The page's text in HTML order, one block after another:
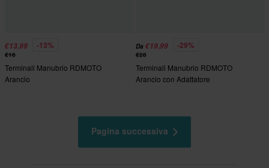
€13,99 -13%
€16
Terminali Manubrio RDMOTO
Arancio
Da €19,99 -29%
€28
Terminali Manubrio RDMOTO
Arancio con Adattatore
Pagina successiva